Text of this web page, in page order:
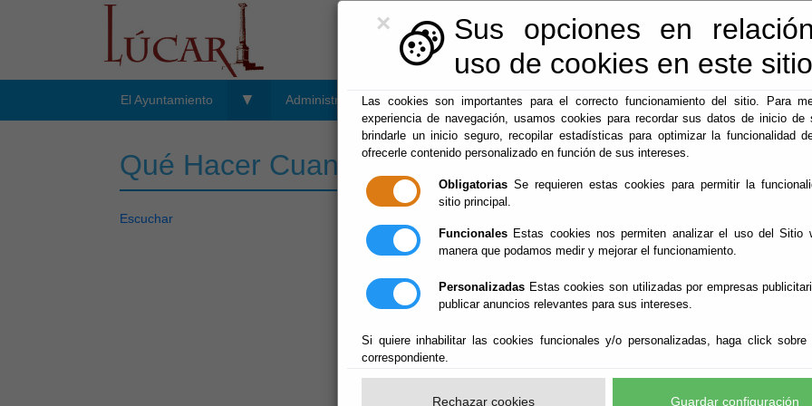
×
Sus opciones en
uso de cookies en este sitio
Las cookies son importantes para el correcto funcionamiento del sitio. Para
experiencia de navegación, usamos cookies para recordar sus datos de inicio de
brindarle un inicio seguro, recopilar estadísticas para optimizar la funcionalidad
ofrecerle contenido personalizado en función de sus intereses.
Obligatorias Se requieren estas cookies para permitir la
sitio principal.
Funcionales Estas cookies nos permiten analizar el uso del Sitio
manera que podamos medir y mejorar el funcionamiento.
Personalizadas Estas cookies son utilizadas por empresas
publicar anuncios relevantes para sus intereses.
Si quiere inhabilitar las cookies funcionales y/o personalizadas, haga click sobre
correspondiente.
Rechazar cookies Guardar configuración
950.42.46.54 | registro@lucar.es
El Ayuntamiento ▼ Administración-e ▼ Qué Hacer Cuando ▼ Lúcar ▼ Actividades
Qué Hacer Cuando: Me Jubilo
Escuchar